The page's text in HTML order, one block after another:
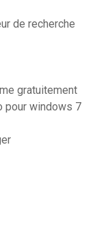
de recherche
gratuitement
pour windows 7